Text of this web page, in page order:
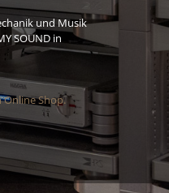
und Musik
SOUND in
Online Shop.